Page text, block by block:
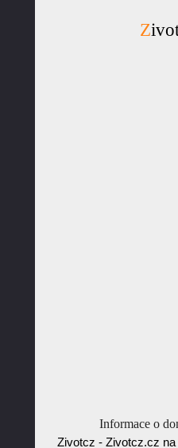
Informace o
Zivotcz - Zivotcz.cz